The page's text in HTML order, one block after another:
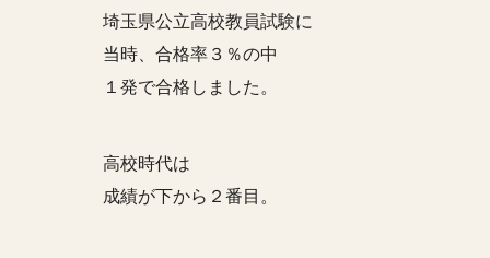
埼玉県公立高校教員試験に
当時、合格率３％の中
１発で合格しました。
高校時代は
成績が下から２番目。